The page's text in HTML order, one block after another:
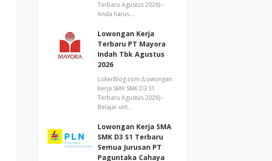
Terbaru Agustus 2026) -
Anda harus …
Lowongan Kerja
Terbaru PT Mayora
Indah Tbk Agustus
2026
LokerBlog.com (Lowongan
Kerja SMA SMK D3 S1
Terbaru Agustus 2026) -
Belajar unt…
Lowongan Kerja SMA
SMK D3 S1 Terbaru
Semua Jurusan PT
Paguntaka Cahaya